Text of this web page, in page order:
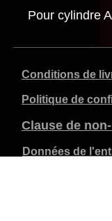
Pour cylindre
Conditions de
Politique de
Clause de
Données de